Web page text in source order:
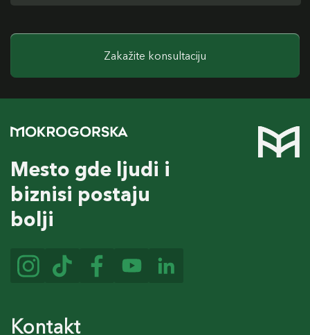
Zakažite konsultaciju
Mesto gde ljudi i
biznisi postaju
bolji
Kontakt